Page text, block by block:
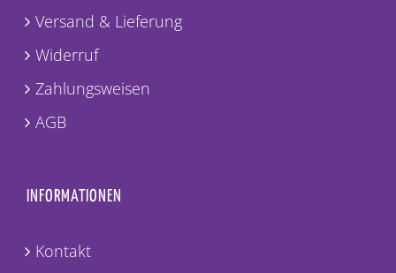
Versand & Lieferung
Widerruf
Zahlungsweisen
AGB
INFORMATIONEN
Kontakt